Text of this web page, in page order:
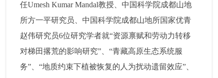
任Umesh Kumar Mandal教授、中国科学院成都山地
所方一平研究员、中国科学院成都山地所国家优青
赵伟研究员6位研究学者就“资源禀赋和劳动力转移
对梯田撂荒的影响研究”、“青藏高原生态系统服
务”、“地质约束下植被恢复的人为扰动遗留效应”、